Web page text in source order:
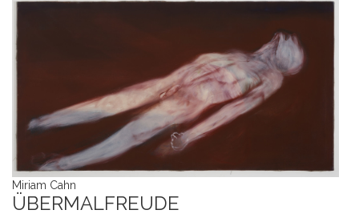
Miriam Cahn
ÜBERMALFREUDE